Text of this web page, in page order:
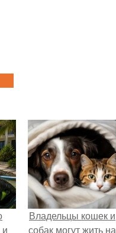
Владельцы кошек и
собак могут жить на